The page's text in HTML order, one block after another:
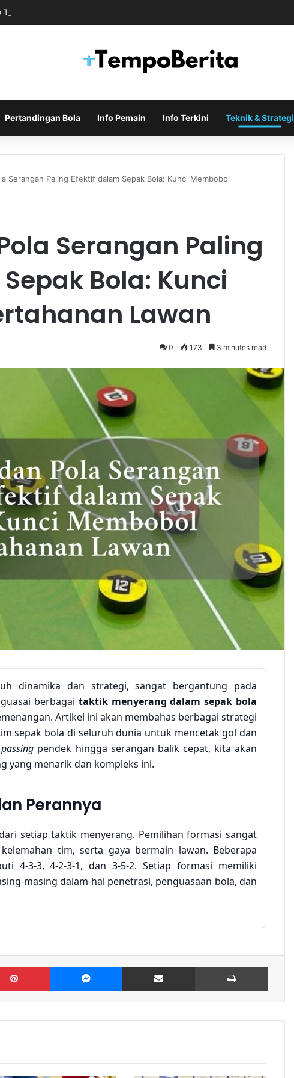
Timnas Indonesia di Piala AFF Ditentukan pada Laga Terakhir Grup
Pertandingan Bola Info Pemain Info Terkini Teknik & Strategi
Serangan Paling Efektif dalam Sepak Bola: Kunci Membobol
Serangan Paling
Bola: Kunci
Lawan
0 173 3 minutes read
dinamika dan strategi, sangat bergantung pada
berbagai taktik menyerang dalam sepak bola
Artikel ini akan membahas berbagai strategi
sepak bola di seluruh dunia untuk mencetak gol dan
passing pendek hingga serangan balik cepat, kita akan
yang menarik dan kompleks ini.
Perannya
setiap taktik menyerang. Pemilihan formasi sangat
tim, serta gaya bermain lawan. Beberapa
4-3-3, 4-2-3-1, dan 3-5-2. Setiap formasi memiliki
masing dalam hal penetrasi, penguasaan bola, dan
dan lebar serangan. Dengan tiga penyerang di
dengan baik dan menciptakan banyak peluang
ini terletak pada fleksibilitasnya; para pemain sayap
kejutan bagi pertahanan lawan. Namun, formasi
Tengah
Rotasi 12 Pemain Jadi
Pinterest Messenger Share via Email